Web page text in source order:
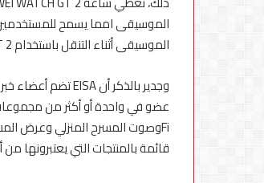
الموسيقى أثناء التنقل باستخدام HUAWEI WATCH GT 2.
قائمة بالمنتجات التي